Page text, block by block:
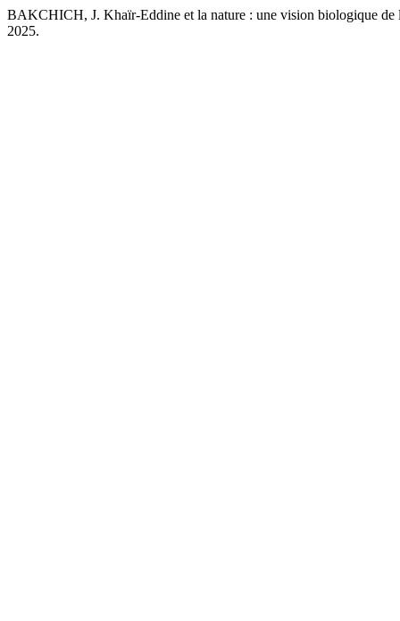
BAKCHICH, J. Khaïr-Eddine et la nature : une vision biologique de
2025.